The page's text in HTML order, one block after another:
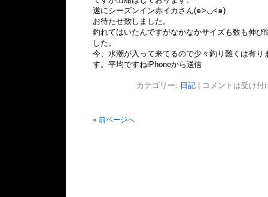
遂にシーズンイン赤イカさん(๑>◡<๑)
お待たせ致しました。
釣れてはいたんですがなかなかサイズも数も伸び
した。
今、水潮が入って来てるので少々釣り難くは有り
す。平均ですねiPhoneから送信
カテゴリー: 日記| コメントは受け付
« 前ページへ